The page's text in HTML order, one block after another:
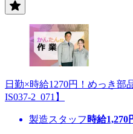
日勤×時給1270円！めっき部
IS037-2_071】
製造スタッフ 時給1,270